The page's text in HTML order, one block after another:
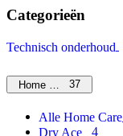
Categorieën
Technisch onderhoud
Home Care37
Alle Home Care
Dry Ace
4